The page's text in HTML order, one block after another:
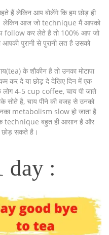
हैं लेकिन आप बोलेंगे कि हम छोड़ ही
लेकिन आज जो technique मैं आपको
follow कर लेते है तो 100% आप जो
पुरानी से पुरानी लत है उसको
के शौकीन है तो उनका मोटापा
कर दे या छोड़ दे देखिए दिन में एक
4-5 cup coffee, चाय पी जाते
सोते है, चाय पीने की वजह से उनको
metabolism slow हो जाता है
एक technique बहुत ही आसान है और
छोड़ सकते है।
day :